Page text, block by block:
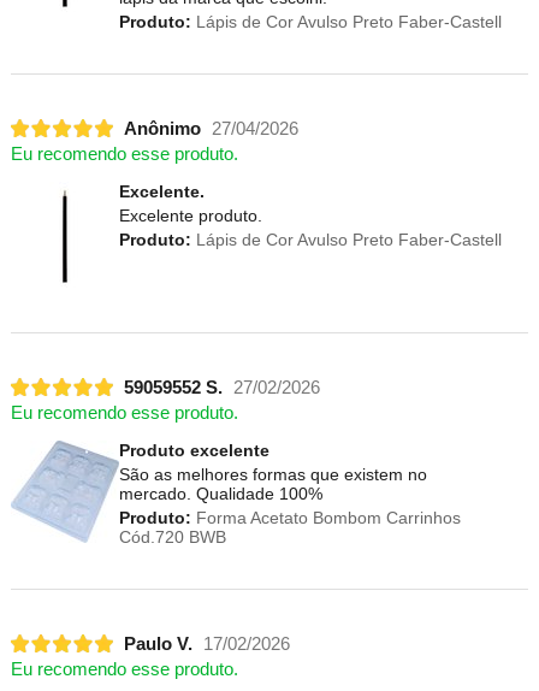
Produto: Lápis de Cor Avulso Preto Faber-Castell
Anônimo
27/04/2026
Eu recomendo esse produto.
Excelente.
Excelente produto.
Produto: Lápis de Cor Avulso Preto Faber-Castell
59059552 S.
27/02/2026
Eu recomendo esse produto.
Produto excelente
São as melhores formas que existem no
mercado. Qualidade 100%
Produto: Forma Acetato Bombom Carrinhos
Cód.720 BWB
Paulo V.
17/02/2026
Eu recomendo esse produto.